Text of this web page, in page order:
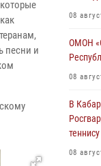
песни и
08
ОМОН
08
В
08